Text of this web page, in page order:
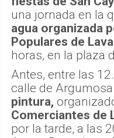
una jornada en la
agua organizada
Populares de
horas, en la plaza
Antes, entre las
calle de
pintura,
Comerciantes de
por la tarde, a las